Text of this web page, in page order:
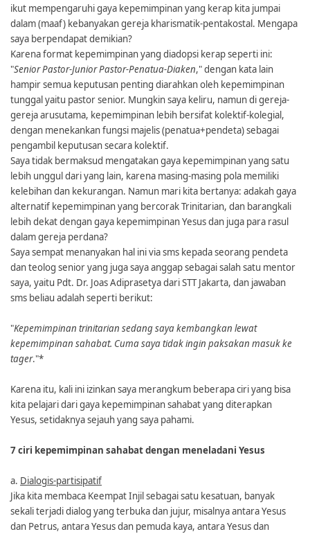
ikut mempengaruhi gaya kepemimpinan yang kerap kita jumpai
dalam (maaf) kebanyakan gereja kharismatik-pentakostal. Mengapa
saya berpendapat demikian?
Karena format kepemimpinan yang diadopsi kerap seperti ini:
"Senior Pastor-Junior Pastor-Penatua-Diaken," dengan kata lain
hampir semua keputusan penting diarahkan oleh kepemimpinan
tunggal yaitu pastor senior. Mungkin saya keliru, namun di gereja-
gereja arusutama, kepemimpinan lebih bersifat kolektif-kolegial,
dengan menekankan fungsi majelis (penatua+pendeta) sebagai
pengambil keputusan secara kolektif.
Saya tidak bermaksud mengatakan gaya kepemimpinan yang satu
lebih unggul dari yang lain, karena masing-masing pola memiliki
kelebihan dan kekurangan. Namun mari kita bertanya: adakah gaya
alternatif kepemimpinan yang bercorak Trinitarian, dan barangkali
lebih dekat dengan gaya kepemimpinan Yesus dan juga para rasul
dalam gereja perdana?
Saya sempat menanyakan hal ini via sms kepada seorang pendeta
dan teolog senior yang juga saya anggap sebagai salah satu mentor
saya, yaitu Pdt. Dr. Joas Adiprasetya dari STT Jakarta, dan jawaban
sms beliau adalah seperti berikut:
"Kepemimpinan trinitarian sedang saya kembangkan lewat
kepemimpinan sahabat. Cuma saya tidak ingin paksakan masuk ke
tager."*
Karena itu, kali ini izinkan saya merangkum beberapa ciri yang bisa
kita pelajari dari gaya kepemimpinan sahabat yang diterapkan
Yesus, setidaknya sejauh yang saya pahami.
7 ciri kepemimpinan sahabat dengan meneladani Yesus
a. Dialogis-partisipatif
Jika kita membaca Keempat Injil sebagai satu kesatuan, banyak
sekali terjadi dialog yang terbuka dan jujur, misalnya antara Yesus
dan Petrus, antara Yesus dan pemuda kaya, antara Yesus dan